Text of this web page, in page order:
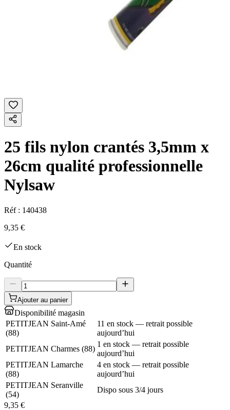
25 fils nylon crantés 3,5mm x
26cm qualité professionnelle
Nylsaw
Réf : 140438
9,35 €
En stock
Quantité
Ajouter au panier
Disponibilité magasin
PETITJEAN Saint-Amé
(88)
11 en stock — retrait possible
aujourd’hui
PETITJEAN Charmes (88)
1 en stock — retrait possible
aujourd’hui
PETITJEAN Lamarche
(88)
4 en stock — retrait possible
aujourd’hui
PETITJEAN Seranville
(54)
Dispo sous 3/4 jours
9,35 €